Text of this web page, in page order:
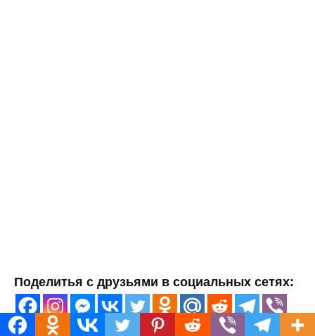
Поделитья с друзьями в социальных сетях: